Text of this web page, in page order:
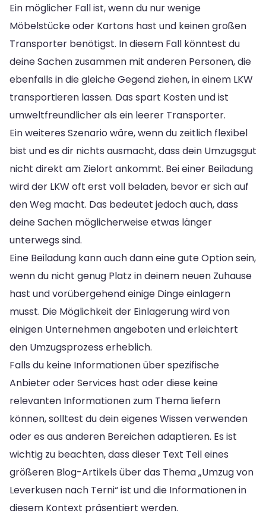
Ein möglicher Fall ist, wenn du nur wenige
Möbelstücke oder Kartons hast und keinen großen
Transporter benötigst. In diesem Fall könntest du
deine Sachen zusammen mit anderen Personen, die
ebenfalls in die gleiche Gegend ziehen, in einem LKW
transportieren lassen. Das spart Kosten und ist
umweltfreundlicher als ein leerer Transporter.
Ein weiteres Szenario wäre, wenn du zeitlich flexibel
bist und es dir nichts ausmacht, dass dein Umzugsgut
nicht direkt am Zielort ankommt. Bei einer Beiladung
wird der LKW oft erst voll beladen, bevor er sich auf
den Weg macht. Das bedeutet jedoch auch, dass
deine Sachen möglicherweise etwas länger
unterwegs sind.
Eine Beiladung kann auch dann eine gute Option sein,
wenn du nicht genug Platz in deinem neuen Zuhause
hast und vorübergehend einige Dinge einlagern
musst. Die Möglichkeit der Einlagerung wird von
einigen Unternehmen angeboten und erleichtert
den Umzugsprozess erheblich.
Falls du keine Informationen über spezifische
Anbieter oder Services hast oder diese keine
relevanten Informationen zum Thema liefern
können, solltest du dein eigenes Wissen verwenden
oder es aus anderen Bereichen adaptieren. Es ist
wichtig zu beachten, dass dieser Text Teil eines
größeren Blog-Artikels über das Thema „Umzug von
Leverkusen nach Terni“ ist und die Informationen in
diesem Kontext präsentiert werden.